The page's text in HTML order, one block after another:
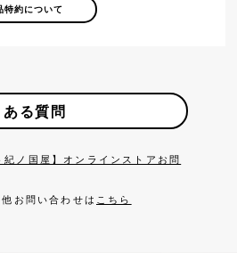
特約について
ある質問
紀ノ国屋】オンラインストアお問
お問い合わせは こちら